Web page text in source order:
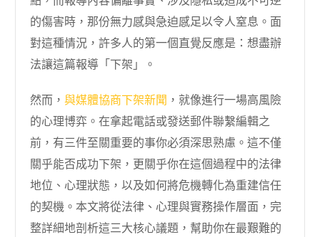
的傷害時，那份無力感與急迫感足以令人窒息。面
對這種情況，許多人的第一個直覺反應是：想盡辦
法讓這篇報導「下架」。
然而，與媒體協商下架新聞 ，就像進行一場高風險
的心理博弈。在拿起電話或發送郵件聯繫編輯之
前，有三件至關重要的事你必須深思熟慮。這不僅
關乎能否成功下架，更關乎你在這個過程中的法律
地位、心理狀態，以及如何將危機轉化為重建信任
的契機。本文將從法律、心理與實務操作層面，完
整詳細地剖析這三大核心議題，幫助你在最艱難的